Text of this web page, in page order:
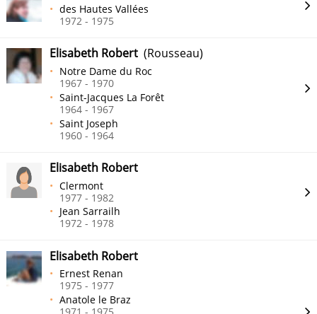
des Hautes Vallées
1972 - 1975
Elisabeth Robert (Rousseau)
Notre Dame du Roc
1967 - 1970
Saint-Jacques La Forêt
1964 - 1967
Saint Joseph
1960 - 1964
Elisabeth Robert
Clermont
1977 - 1982
Jean Sarrailh
1972 - 1978
Elisabeth Robert
Ernest Renan
1975 - 1977
Anatole le Braz